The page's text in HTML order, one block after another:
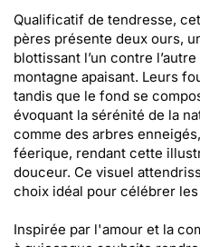
Qualificatif de tendresse,
pères présente deux ours,
blottissant l’un contre
montagne apaisant. Leurs
tandis que le fond se
évoquant la sérénité de la
comme des arbres
féerique, rendant cette
douceur. Ce visuel
choix idéal pour célébrer
Inspirée par l'amour et la